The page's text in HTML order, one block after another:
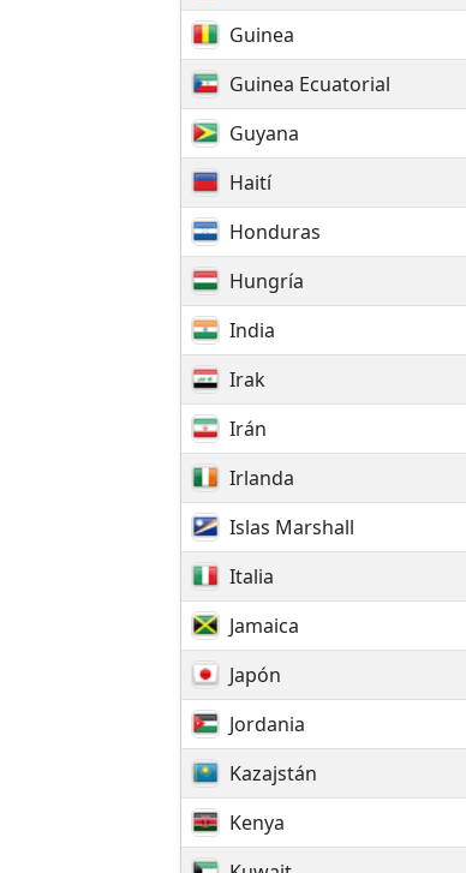
Guinea
Guinea Ecuatorial
Guyana
Haití
Honduras
Hungría
India
Irak
Irán
Irlanda
Islas Marshall
Italia
Jamaica
Japón
Jordania
Kazajstán
Kenya